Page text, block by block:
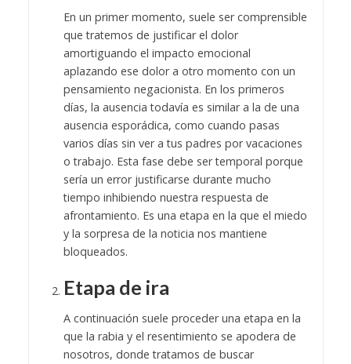
En un primer momento, suele ser comprensible
que tratemos de justificar el dolor
amortiguando el impacto emocional
aplazando ese dolor a otro momento con un
pensamiento negacionista. En los primeros
días, la ausencia todavía es similar a la de una
ausencia esporádica, como cuando pasas
varios días sin ver a tus padres por vacaciones
o trabajo. Esta fase debe ser temporal porque
sería un error justificarse durante mucho
tiempo inhibiendo nuestra respuesta de
afrontamiento. Es una etapa en la que el miedo
y la sorpresa de la noticia nos mantiene
bloqueados.
Etapa de ira
A continuación suele proceder una etapa en la
que la rabia y el resentimiento se apodera de
nosotros, donde tratamos de buscar